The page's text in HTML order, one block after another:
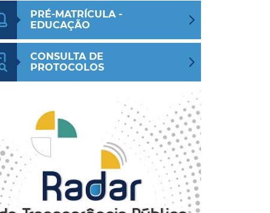
PRÉ-MATRÍCULA -
EDUCAÇÃO
CONSULTA DE
PROTOCOLOS